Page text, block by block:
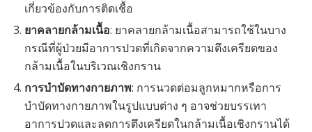
เกี่ยวข้องกับการติดเชื้อ
ยาคลายกล้ามเนื้อ: ยาคลายกล้ามเนื้อสามารถใช้ในบาง
กรณีที่ผู้ป่วยมีอาการปวดที่เกิดจากความตึงเครียดของ
กล้ามเนื้อในบริเวณเชิงกราน
การบำบัดทางกายภาพ: การนวดต่อมลูกหมากหรือการ
บำบัดทางกายภาพในรูปแบบต่าง ๆ อาจช่วยบรรเทา
อาการปวดและลดการตึงเครียดในกล้ามเนื้อเชิงกรานได้